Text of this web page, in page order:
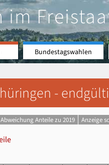
im
Bundestagswahlen
-
Abweichung Anteile zu 2019 Anzeige